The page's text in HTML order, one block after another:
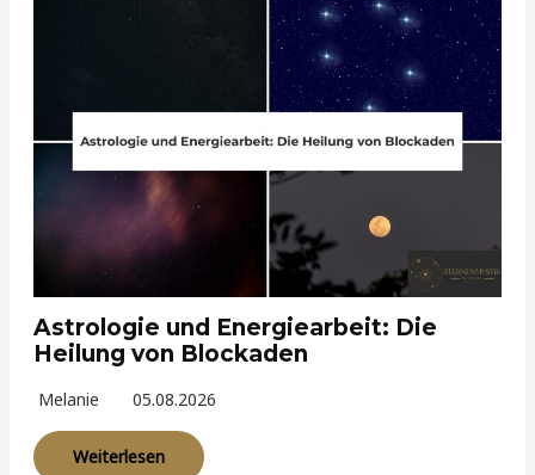
Astrologie und Energiearbeit: Die
Heilung von Blockaden
Melanie 05.08.2026
Weiterlesen